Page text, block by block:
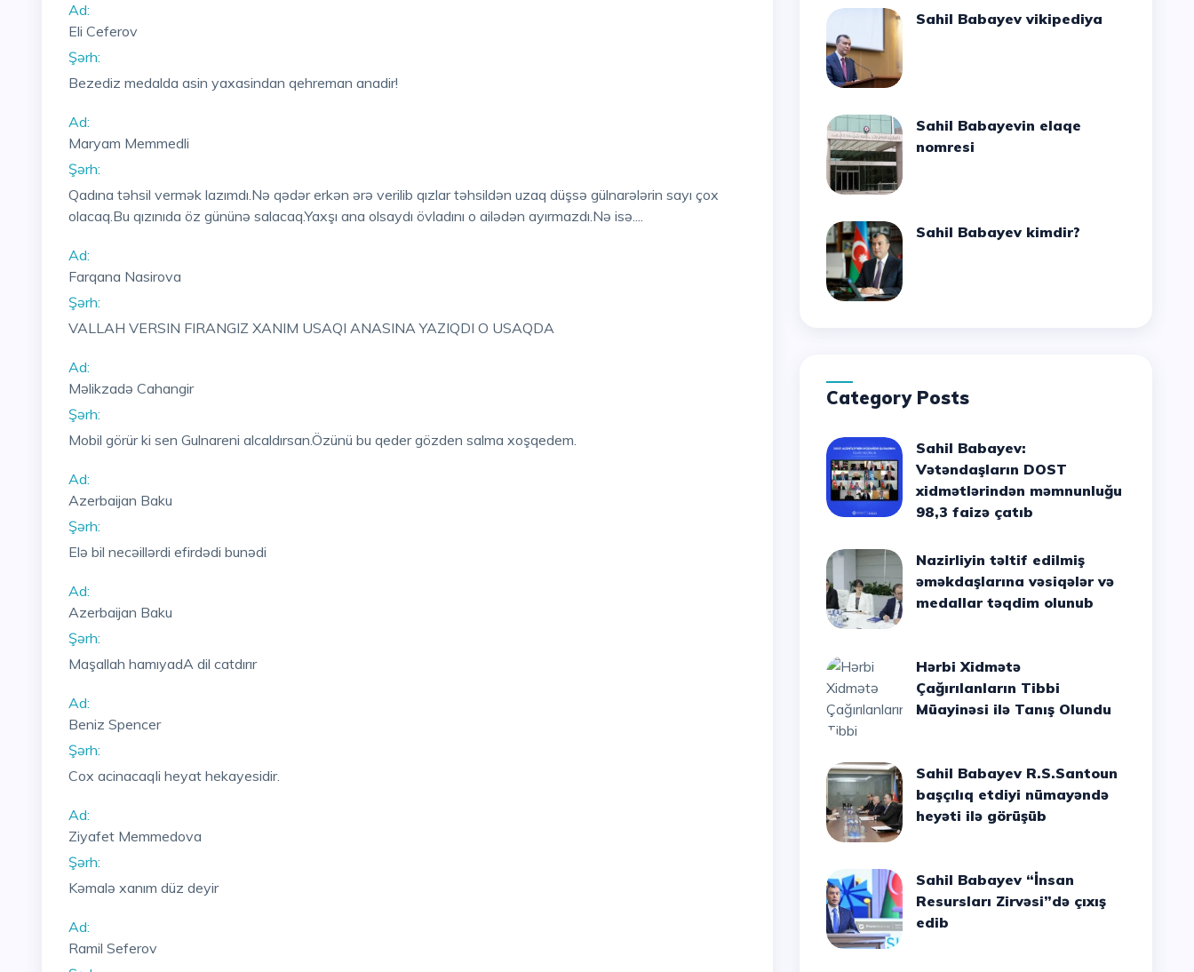
Ad:
Eli Ceferov
Şərh:
Bezediz medalda asin yaxasindan qehreman anadir!
Ad:
Maryam Memmedli
Şərh:
Qadına təhsil vermək lazımdı.Nə qədər erkən ərə verilib qızlar təhsildən uzaq düşsə gülnarələrin sayı çox
olacaq.Bu qızınıda öz gününə salacaq.Yaxşı ana olsaydı övladını o ailədən ayırmazdı.Nə isə....
Ad:
Farqana Nasirova
Şərh:
VALLAH VERSIN FIRANGIZ XANIM USAQI ANASINA YAZIQDI O USAQDA
Ad:
Məlikzadə Cahangir
Şərh:
Mobil görür ki sen Gulnareni alcaldırsan.Özünü bu qeder gözden salma xoşqedem.
Ad:
Azerbaijan Baku
Şərh:
Elə bil necəillərdi efirdədi bunədi
Ad:
Azerbaijan Baku
Şərh:
Maşallah hamıyadA dil catdırır
Ad:
Beniz Spencer
Şərh:
Cox acinacaqli heyat hekayesidir.
Ad:
Ziyafet Memmedova
Şərh:
Kəmalə xanım düz deyir
Ad:
Ramil Seferov
Sahil Babayev vikipediya
Sahil Babayevin elaqe
nomresi
Sahil Babayev kimdir?
Category Posts
Sahil Babayev:
Vətəndaşların DOST
xidmətlərindən məmnunluğu
98,3 faizə çatıb
Nazirliyin təltif edilmiş
əməkdaşlarına vəsiqələr və
medallar təqdim olunub
Hərbi Xidmətə
Çağırılanların Tibbi
Müayinəsi ilə Tanış Olundu
Sahil Babayev R.S.Santoun
başçılıq etdiyi nümayəndə
heyəti ilə görüşüb
Sahil Babayev “İnsan
Resursları Zirvəsi”də çıxış
edib